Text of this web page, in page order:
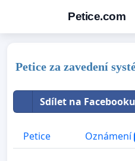
Petice.com
Petice za zavedení
Sdílet na
Petice Oznámení